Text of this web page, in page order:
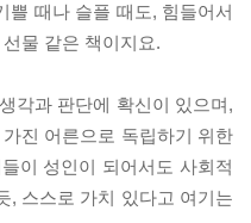
쁠 때나 슬플 때도, 힘들어서
물 같은 책이지요.
각과 판단에 확신이 있으며,
진 어른으로 독립하기 위한
이 성인이 되어서도 사회적
, 스스로 가치 있다고 여기는